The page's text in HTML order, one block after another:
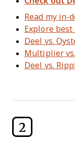
Read my in-
Explore
Deel vs.
Multiplier
Deel vs.
2